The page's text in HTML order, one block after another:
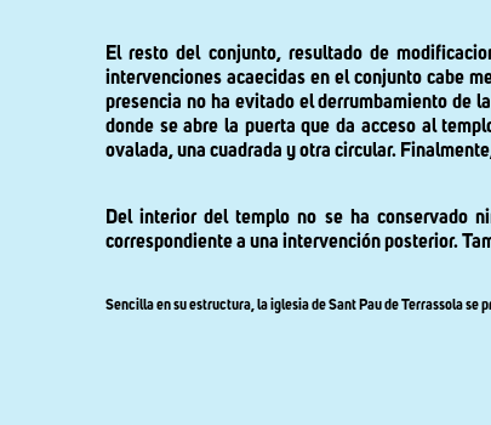
El resto del conjunto, resultado de
intervenciones acaecidas en el conjunto cabe
presencia no ha evitado el derrumbamiento de
donde se abre la puerta que da acceso al
ovalada, una cuadrada y otra circular.
Del interior del templo no se ha conservado
correspondiente a una intervención posterior.
Sencilla en su estructura, la iglesia de Sant Pau de Terrassola